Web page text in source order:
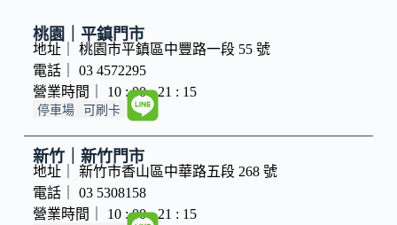
桃園｜平鎮門市
地址｜ 桃園市平鎮區中豐路一段 55 號
電話｜ 03 4572295
營業時間｜ 10 : 00 - 21 : 15
停車場 可刷卡
新竹｜新竹門市
地址｜ 新竹市香山區中華路五段 268 號
電話｜ 03 5308158
營業時間｜ 10 : 00 - 21 : 15